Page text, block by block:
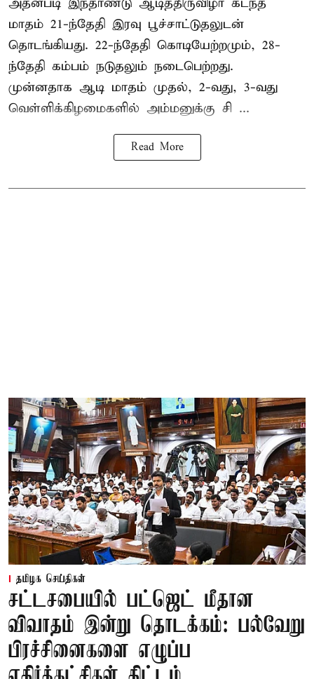
மாதம் 21-ந்தேதி இரவு பூச்சாட்டுதலுடன்
தொடங்கியது. 22-ந்தேதி கொடியேற்றமும், 28-
ந்தேதி கம்பம் நடுதலும் நடைபெற்றது.
முன்னதாக ஆடி மாதம் முதல், 2-வது, 3-வது
வெள்ளிக்கிழமைகளில் அம்மனுக்கு சி ...
Read More
தமிழக செய்திகள்
சட்டசபையில் பட்ஜெட் மீதான
விவாதம் இன்று தொடக்கம்: பல்வேறு
பிரச்சினைகளை எழுப்ப